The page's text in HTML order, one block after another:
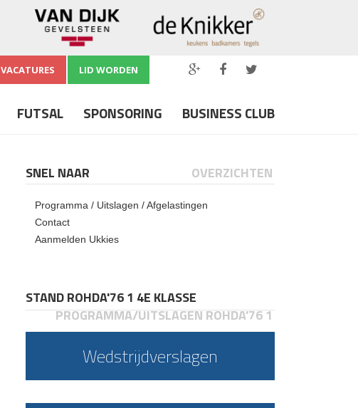
VACATURES LID WORDEN
FUTSAL SPONSORING BUSINESS CLUB
SNEL NAAR OVERZICHTEN
Programma / Uitslagen / Afgelastingen
Contact
Aanmelden Ukkies
STAND ROHDA'76 1 4E KLASSE
PROGRAMMA/UITSLAGEN ROHDA'76 1
Wedstrijdverslagen